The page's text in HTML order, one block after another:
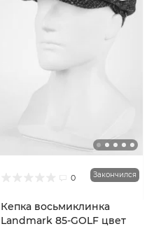
0 Закончился
Кепка восьмиклинка
Landmark 85-GOLF цвет